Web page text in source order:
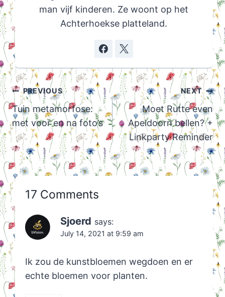
man vijf kinderen. Ze woont op het
Achterhoekse platteland.
Post
navigation
PREVIOUS
Tuin metamorfose:
met voor en na foto’s
NEXT
Moet Rutte even
Apeldoorn bellen? +
Linkparty Reminder
17 Comments
Sjoerd says:
July 14, 2021 at 9:59 am
Ik zou de kunstbloemen wegdoen en er
echte bloemen voor planten.